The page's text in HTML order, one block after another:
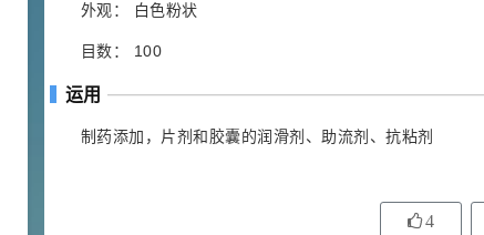
外观： 白色粉状
目数： 100
运用
制药添加，片剂和胶囊的润滑剂、助流剂、抗粘剂
4